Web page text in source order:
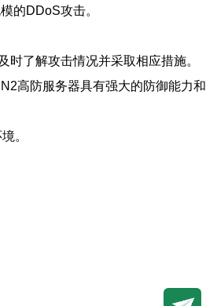
的DDoS攻击。
了解攻击情况并采取相应措施。
高防服务器具有强大的防御能力和
。